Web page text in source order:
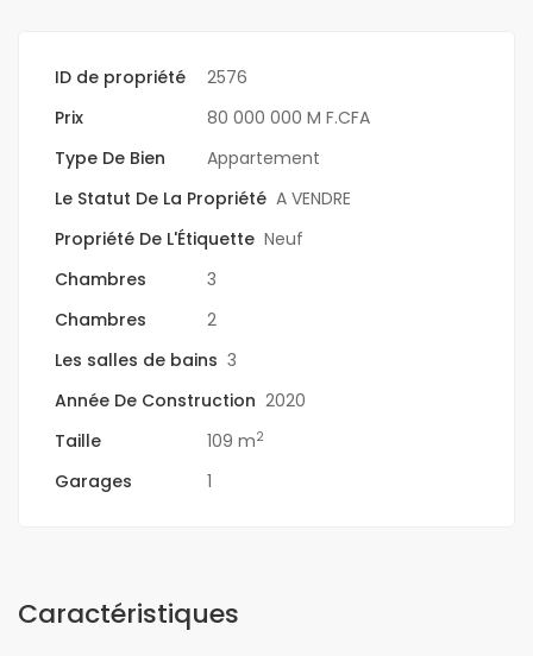
ID de propriété
2576
Prix
80 000 000 M F.CFA
Type De Bien
Appartement
Le Statut De La Propriété A VENDRE
Propriété De L'Étiquette Neuf
Chambres
3
Chambres
2
Les salles de bains 3
Année De Construction 2020
Taille
109 m2
Garages 1
Caractéristiques